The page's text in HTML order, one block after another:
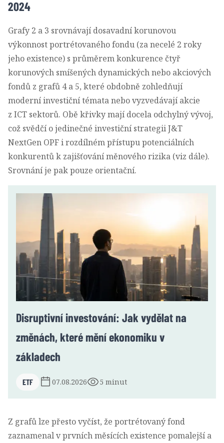
2024
Grafy 2 a 3 srovnávají dosavadní korunovou
výkonnost portrétovaného fondu (za necelé 2 roky
jeho existence) s průměrem konkurence čtyř
korunových smíšených dynamických nebo akciových
fondů z grafů 4 a 5, které obdobně zohledňují
moderní investiční témata nebo vyzvedávají akcie
z ICT sektorů. Obě křivky mají docela odchylný vývoj,
což svědčí o jedinečné investiční strategii J&T
NextGen OPF i rozdílném přístupu potenciálních
konkurentů k zajišťování měnového rizika (viz dále).
Srovnání je pak pouze orientační.
Disruptivní investování: Jak vydělat na
změnách, které mění ekonomiku v
základech
ETF 07.08.2026 5 minut
Z grafů lze přesto vyčíst, že portrétovaný fond
zaznamenal v prvních měsících existence pomalejší a